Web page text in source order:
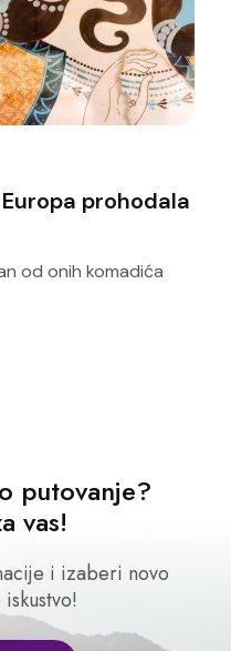
prohodala
od onih komadića
putovanje?
vas!
i izaberi novo